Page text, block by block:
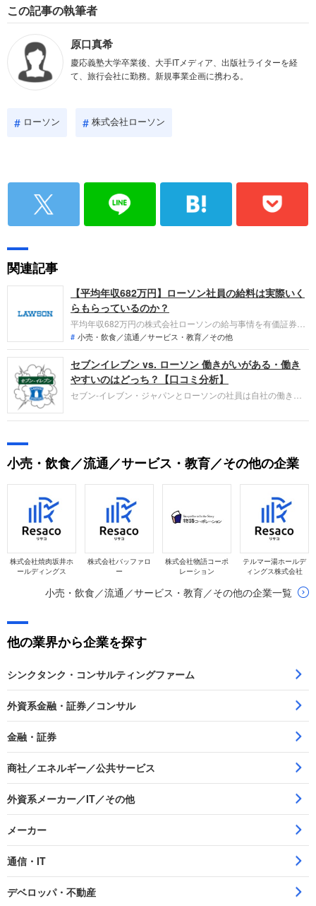
この記事の執筆者
原口真希
慶応義塾大学卒業後、大手ITメディア、出版社ライターを経
て、旅行会社に勤務。新規事業企画に携わる。
ローソン 株式会社ローソン
関連記事
【平均年収682万円】ローソン社員の給料は実際いく
らもらっているのか？
平均年収682万円の株式会社ローソンの給与事情を有価証券報
告書や口コミから徹底解剖。店舗コンサルティングや新規事
業、インフラ領域の採用が活発化する中、業績連動型の賞与シ
ステムや福利厚生の実態を解説します。ハイクラス人材に向
け、高待遇の裏にある成果主義のリアルと転職の魅力・課題に
迫ります。
小売・飲食／流通／サービス・教育／その他
セブンイレブン vs. ローソン 働きがいがある・働き
やすいのはどっち？【口コミ分析】
セブン-イレブン・ジャパンとローソンの社員は自社の働きや
る企業との比較でどの項目で違いは？ 口コミ投稿者の主観に
小売・飲食／流通／サービス・教育／その他の企業
株式会社焼肉坂井ホ
ールディングス
株式会社バッファロ
ー
株式会社物語コーポ
レーション
テルマー湯ホールデ
ィングス株式会社
小売・飲食／流通／サービス・教育／その他の企業一覧
他の業界から企業を探す
シンクタンク・コンサルティングファーム
外資系金融・証券／コンサル
金融・証券
商社／エネルギー／公共サービス
外資系メーカー／IT／その他
メーカー
通信・IT
デベロッパ・不動産